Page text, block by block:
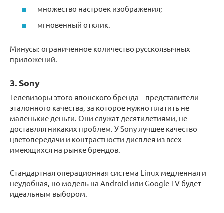
множество настроек изображения;
мгновенный отклик.
Минусы: ограниченное количество русскоязычных
приложений.
3. Sony
Телевизоры этого японского бренда – представители
эталонного качества, за которое нужно платить не
маленькие деньги. Они служат десятилетиями, не
доставляя никаких проблем. У Sony лучшее качество
цветопередачи и контрастности дисплея из всех
имеющихся на рынке брендов.
Стандартная операционная система Linux медленная и
неудобная, но модель на Android или Google TV будет
идеальным выбором.